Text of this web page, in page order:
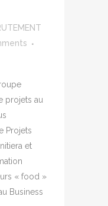
projets au
Projets
et
« food »
Business